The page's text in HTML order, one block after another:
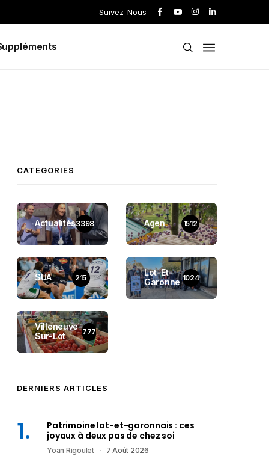
Suivez-Nous
CATEGORIES
Actualités3398 Agen 1512
SUA 215
Lot-Et-
Garonne 1024
Villeneuve-
Sur-Lot
777
DERNIERS ARTICLES
Patrimoine lot-et-garonnais : ces
joyaux à deux pas de chez soi
Yoan Rigoulet 7 Août 2026